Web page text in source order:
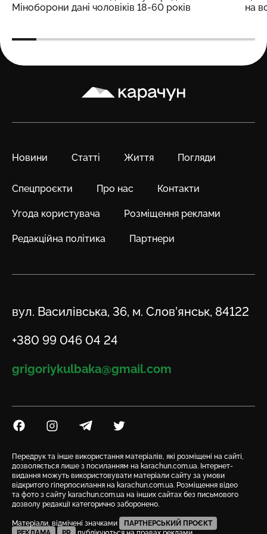
Міноборони дані чоловіків 18-60 років
на
Карачун
Новини Статті Життя Погляди
Спецпроєкти Про нас Контакти
Угода користувача Розміщення реклами
Редакційна політика Партнери
Адреса
вул. Василівська, 36, м. Слов’янськ, 84122
Телефон
+380 99 046 04 24
Email
grigoriykulbaka@gmail.com
Посилання на Facebook
Посилання на Instagram
Посилання на Telegram
Посилання на Twitter
Передрук та інше використання матеріалів, які розміщені на сайті,
дозволяється лише з посиланням на karachun.com.ua. Інтернет-
видання можуть використовувати матеріали сайту за умови
відкритого гіперпосилання на karachun.com.ua. Розміщення відео
та фото з сайту karachun.com.ua на інших сайтах без письмового
дозволу редакції категорично заборонено.
Матеріали, відмічені значками
ПАРТНЕРСЬКИЙ ПРОЄКТ